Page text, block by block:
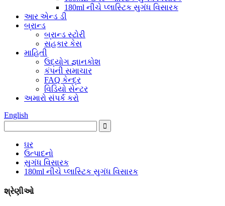
180ml નીચે પ્લાસ્ટિક સુગંધ વિસારક
આર એન્ડ ડી
બ્રાન્ડ
બ્રાન્ડ સ્ટોરી
સહકાર કેસ
માહિતી
ઉદ્યોગ જ્ઞાનકોશ
કંપની સમાચાર
FAQ કેન્દ્ર
વિડિયો સેન્ટર
અમારો સંપર્ક કરો
English
ઘર
ઉત્પાદનો
સુગંધ વિસારક
180ml નીચે પ્લાસ્ટિક સુગંધ વિસારક
શ્રેણીઓ